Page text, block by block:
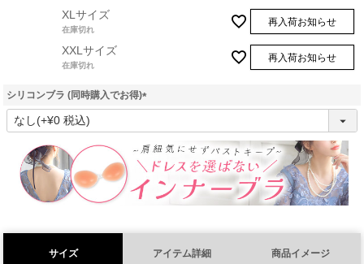
XLサイズ
在庫切れ
再入荷お知らせ
XXLサイズ
在庫切れ
再入荷お知らせ
シリコンブラ (同時購入でお得)
(
須
)
サイズ アイテム詳細 商品イメージ